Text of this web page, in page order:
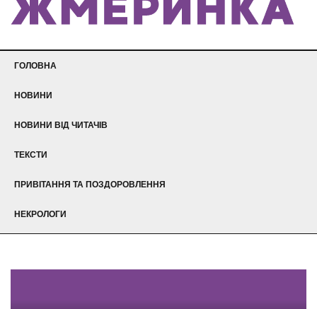
ГОЛОВНА
НОВИНИ
НОВИНИ ВІД ЧИТАЧІВ
ТЕКСТИ
ПРИВІТАННЯ ТА ПОЗДОРОВЛЕННЯ
НЕКРОЛОГИ